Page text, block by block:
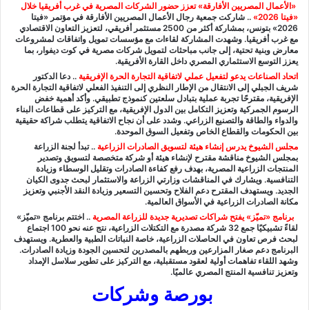
«الأعمال المصريين الأفارقة» تعزز حضور الشركات المصرية في غرب أفريقيا خلال
«فيتا 2026
»
.. شاركت جمعية رجال الأعمال المصريين الأفارقة في مؤتمر «فيتا
2026» بتونس، بمشاركة أكثر من 2500 مستثمر أفريقي، لتعزيز التعاون الاقتصادي
مع غرب أفريقيا. وشهدت المشاركة لقاءات مع مؤسسات تمويل واتفاقات لمشروعات
معارض وبنية تحتية، إلى جانب مباحثات لتمويل شركات مصرية في كوت ديفوار، بما
يعزز التوسع الاستثماري المصري داخل القارة الأفريقية.
اتحاد الصناعات يدعو لتفعيل عملي لاتفاقية التجارة الحرة الإفريقية .. دعا الدكتور
شريف الجبلي إلى الانتقال من الإطار النظري إلى التنفيذ الفعلي لاتفاقية التجارة الحرة
الإفريقية، مقترحًا تجربة عملية بتبادل سلعتين كنموذج تطبيقي. وأكد أهمية خفض
الرسوم الجمركية وتعزيز التكامل بين الدول الإفريقية، مع التركيز على قطاعات البناء
والدواء والطاقة والتصنيع الزراعي. وشدد على أن نجاح الاتفاقية يتطلب شراكة حقيقية
بين الحكومات والقطاع الخاص وتفعيل السوق الموحدة.
مجلس الشيوخ يدرس إنشاء هيئة لتسويق الصادرات الزراعية ..تبدأ لجنة الزراعة
بمجلس الشيوخ مناقشة مقترح لإنشاء هيئة أو شركة متخصصة لتسويق وتصدير
المنتجات الزراعية المصرية، بهدف رفع كفاءة الصادرات وتقليل الوسطاء وزيادة
التنافسية. ويشارك في المناقشات وزارتي الزراعة والاستثمار لبحث جدوى الكيان
الجديد. ويستهدف المقترح دعم الفلاح وتحسين التسعير وزيادة النقد الأجنبي وتعزيز
مكانة الصادرات الزراعية في الأسواق العالمية.
برنامج «تميّز» يفتح شراكات تصديرية جديدة للزراعة المصرية .. اختتم برنامج «تميّز»
لقاءً تشبيكيًا جمع 32 شركة مصدرة مع التكتلات الزراعية، نتج عنه نحو 100 اجتماع
لبحث فرص تعاون في الحاصلات الزراعية، خاصة النباتات الطبية والعطرية. ويستهدف
البرنامج دعم صغار المزارعين وربطهم بالمصدرين لتحسين الجودة وزيادة الصادرات.
وشهد اللقاء تفاهمات أولية لعقود مستقبلية، مع التركيز على تطوير سلاسل الإمداد
وتعزيز تنافسية المنتج المصري عالميًا.
بورصة وشركات